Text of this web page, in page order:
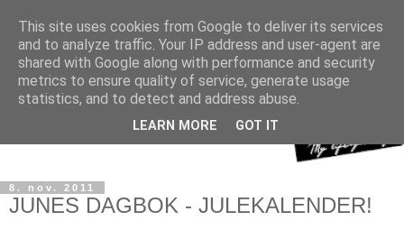
8. nov. 2011
JUNES DAGBOK - JULEKALENDER!
This site uses cookies from Google to deliver its services
and to analyze traffic. Your IP address and user-agent are
shared with Google along with performance and security
metrics to ensure quality of service, generate usage
statistics, and to detect and address abuse.
LEARN MORE GOT IT